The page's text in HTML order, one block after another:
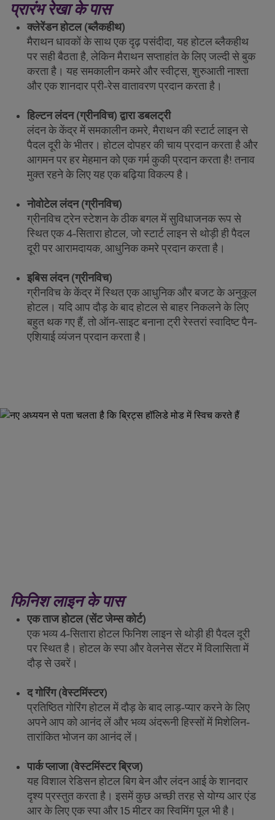
प्रारंभ रेखा के पास
क्लेरेंडन होटल (ब्लैकहीथ)
मैराथन धावकों के साथ एक दृढ़ पसंदीदा, यह होटल ब्लैकहीथ
पर सही बैठता है, लेकिन मैराथन सप्ताहांत के लिए जल्दी से बुक
करता है। यह समकालीन कमरे और स्वीट्स, शुरुआती नाश्ता
और एक शानदार प्री-रेस वातावरण प्रदान करता है।
हिल्टन लंदन (ग्रीनविच) द्वारा डबलट्री
लंदन के केंद्र में समकालीन कमरे, मैराथन की स्टार्ट लाइन से
पैदल दूरी के भीतर। होटल दोपहर की चाय प्रदान करता है और
आगमन पर हर मेहमान को एक गर्म कुकी प्रदान करता है! तनाव
मुक्त रहने के लिए यह एक बढ़िया विकल्प है।
नोवोटेल लंदन (ग्रीनविच)
ग्रीनविच ट्रेन स्टेशन के ठीक बगल में सुविधाजनक रूप से
स्थित एक 4-सितारा होटल, जो स्टार्ट लाइन से थोड़ी ही पैदल
दूरी पर आरामदायक, आधुनिक कमरे प्रदान करता है।
इबिस लंदन (ग्रीनविच)
ग्रीनविच के केंद्र में स्थित एक आधुनिक और बजट के अनुकूल
होटल। यदि आप दौड़ के बाद होटल से बाहर निकलने के लिए
बहुत थक गए हैं, तो ऑन-साइट बनाना ट्री रेस्तरां स्वादिष्ट पैन-
एशियाई व्यंजन प्रदान करता है।
फिनिश लाइन के पास
एक ताज होटल (सेंट जेम्स कोर्ट)
एक भव्य 4-सितारा होटल फिनिश लाइन से थोड़ी ही पैदल दूरी
पर स्थित है। होटल के स्पा और वेलनेस सेंटर में विलासिता में
दौड़ से उबरें।
द गोरिंग (वेस्टमिंस्टर)
प्रतिष्ठित गोरिंग होटल में दौड़ के बाद लाड़-प्यार करने के लिए
अपने आप को आनंद लें और भव्य अंदरूनी हिस्सों में मिशेलिन-
तारांकित भोजन का आनंद लें।
पार्क प्लाजा (वेस्टमिंस्टर ब्रिज)
यह विशाल रेडिसन होटल बिग बेन और लंदन आई के शानदार
दृश्य प्रस्तुत करता है। इसमें कुछ अच्छी तरह से योग्य आर एंड
आर के लिए एक स्पा और 15 मीटर का स्विमिंग पूल भी है।